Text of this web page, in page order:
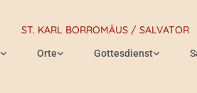
ST. KARL BORROMÄUS / SALVATOR
Orte Gottesdienst